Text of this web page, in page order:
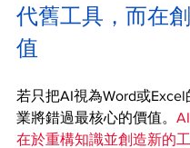
代舊工具，而在
值
若只把AI視為Word或
業將錯過最核心的價值。
在於重構知識並創造新的工